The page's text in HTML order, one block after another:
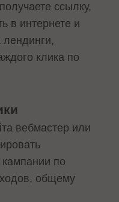
ссылку,
в интернете и
клика по
вебмастер или
по
общему